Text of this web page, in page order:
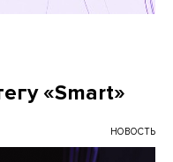
«Smart»
НОВОСТЬ